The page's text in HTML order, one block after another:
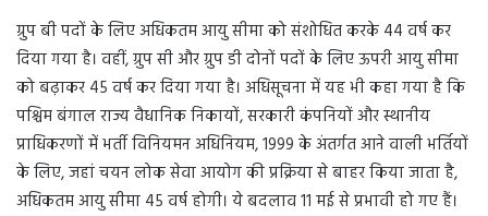
ग्रुप बी पदों के लिए अधिकतम आयु सीमा को संशोधित करके 44 वर्ष कर
दिया गया है। वहीं, ग्रुप सी और ग्रुप डी दोनों पदों के लिए ऊपरी आयु सीमा
को बढ़ाकर 45 वर्ष कर दिया गया है। अधिसूचना में यह भी कहा गया है कि
पश्चिम बंगाल राज्य वैधानिक निकायों, सरकारी कंपनियों और स्थानीय
प्राधिकरणों में भर्ती विनियमन अधिनियम, 1999 के अंतर्गत आने वाली भर्तियों
के लिए, जहां चयन लोक सेवा आयोग की प्रक्रिया से बाहर किया जाता है,
अधिकतम आयु सीमा 45 वर्ष होगी। ये बदलाव 11 मई से प्रभावी हो गए हैं।